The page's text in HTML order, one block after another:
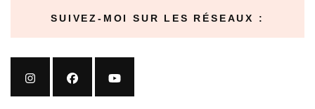
SUIVEZ-MOI SUR LES RÉSEAUX :